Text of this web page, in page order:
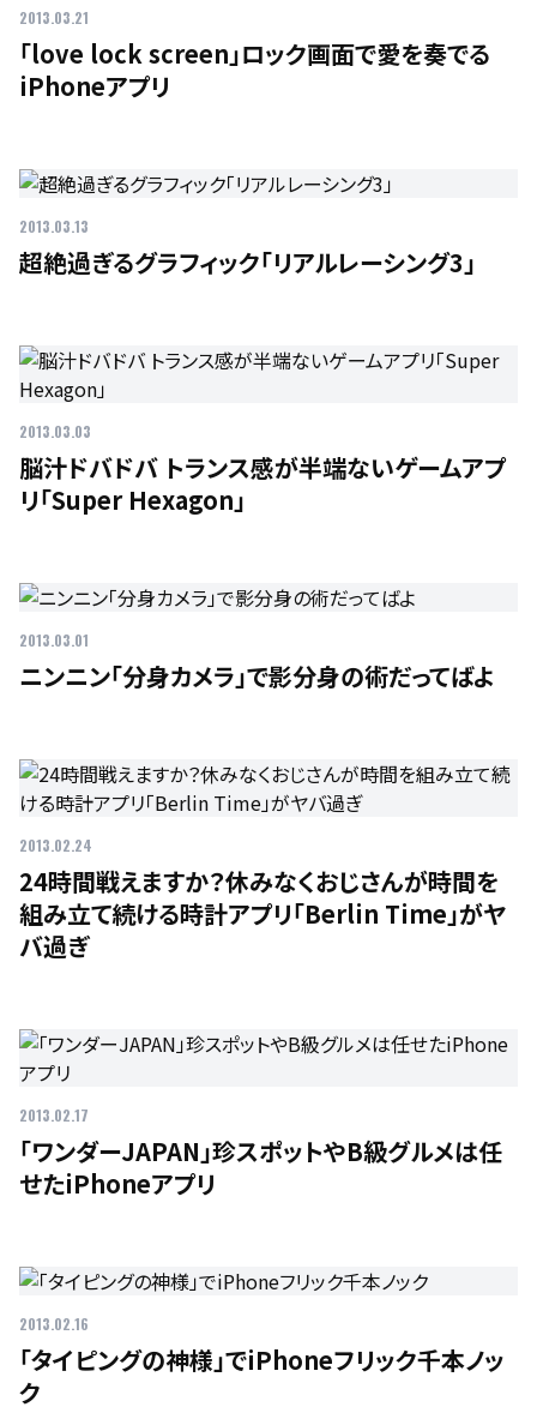
2013.03.21
「love lock screen」ロック画面で愛を奏でる
iPhoneアプリ
2013.03.13
超絶過ぎるグラフィック「リアルレーシング3」
2013.03.03
脳汁ドバドバ トランス感が半端ないゲームアプ
リ「Super Hexagon」
2013.03.01
ニンニン「分身カメラ」で影分身の術だってばよ
2013.02.24
24時間戦えますか？休みなくおじさんが時間を
組み立て続ける時計アプリ「Berlin Time」がヤ
バ過ぎ
2013.02.17
「ワンダーJAPAN」珍スポットやB級グルメは任
せたiPhoneアプリ
2013.02.16
「タイピングの神様」でiPhoneフリック千本ノッ
ク